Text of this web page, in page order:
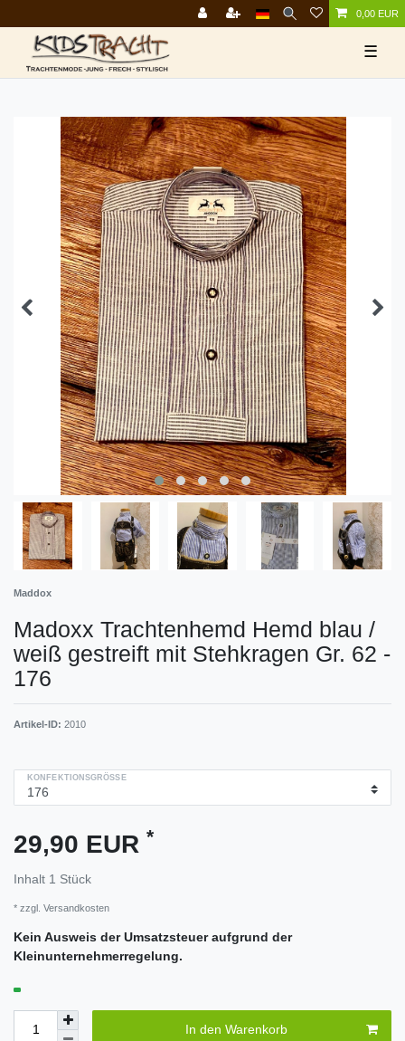
0,00 EUR
☰
Maddox
Madoxx Trachtenhemd Hemd blau /
weiß gestreift mit Stehkragen Gr. 62 -
176
Artikel-ID: 2010
KONFEKTIONSGRÖSSE
29,90 EUR *
Inhalt 1 Stück
* zzgl. Versandkosten
Kein Ausweis der Umsatzsteuer aufgrund der
Kleinunternehmerregelung.
In den Warenkorb